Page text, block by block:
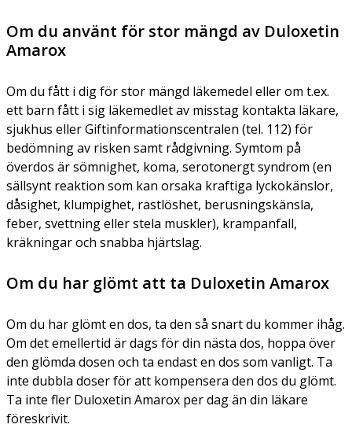
Om du använt för stor mängd av Duloxetin
Amarox
Om du fått i dig för stor mängd läkemedel eller om t.ex.
ett barn fått i sig läkemedlet av misstag kontakta läkare,
sjukhus eller Giftinformationscentralen (tel. 112) för
bedömning av risken samt rådgivning. Symtom på
överdos är sömnighet, koma, serotonergt syndrom (en
sällsynt reaktion som kan orsaka kraftiga lyckokänslor,
dåsighet, klumpighet, rastlöshet, berusningskänsla,
feber, svettning eller stela muskler), krampanfall,
kräkningar och snabba hjärtslag.
Om du har glömt att ta Duloxetin Amarox
Om du har glömt en dos, ta den så snart du kommer ihåg.
Om det emellertid är dags för din nästa dos, hoppa över
den glömda dosen och ta endast en dos som vanligt. Ta
inte dubbla doser för att kompensera den dos du glömt.
Ta inte fler Duloxetin Amarox per dag än din läkare
föreskrivit.